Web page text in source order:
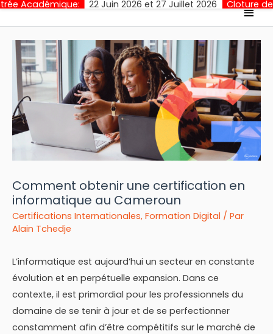
22 Juin 2026 et 27 Juillet 2026 Cloture des Inscriptions:
Comment obtenir une certification en
informatique au Cameroun
Certifications Internationales, Formation Digital / Par
Alain Tchedje
L’informatique est aujourd’hui un secteur en constante
évolution et en perpétuelle expansion. Dans ce
contexte, il est primordial pour les professionnels du
domaine de se tenir à jour et de se perfectionner
constamment afin d’être compétitifs sur le marché de